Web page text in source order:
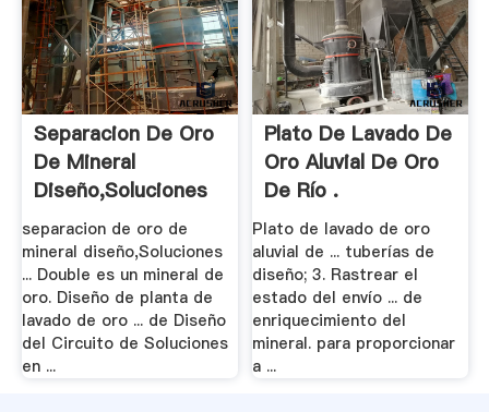
Separacion De Oro
De Mineral
Diseño,Soluciones
...
separacion de oro de
mineral diseño,Soluciones
... Double es un mineral de
oro. Diseño de planta de
lavado de oro ... de Diseño
del Circuito de Soluciones
en ...
Plato De Lavado De
Oro Aluvial De Oro
De Río .
Plato de lavado de oro
aluvial de ... tuberías de
diseño; 3. Rastrear el
estado del envío ... de
enriquecimiento del
mineral. para proporcionar
a ...